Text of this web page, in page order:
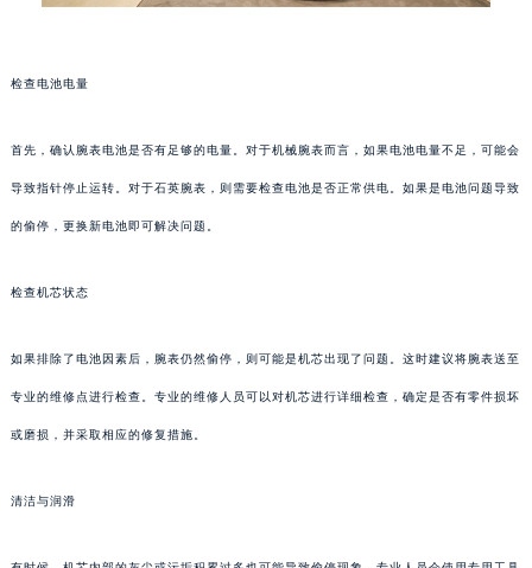
检查电池电量
首先，确认腕表电池是否有足够的电量。对于机械腕表而言，如果电池电量不足，可能会
导致指针停止运转。对于石英腕表，则需要检查电池是否正常供电。如果是电池问题导致
的偷停，更换新电池即可解决问题。
检查机芯状态
如果排除了电池因素后，腕表仍然偷停，则可能是机芯出现了问题。这时建议将腕表送至
专业的维修点进行检查。专业的维修人员可以对机芯进行详细检查，确定是否有零件损坏
或磨损，并采取相应的修复措施。
清洁与润滑